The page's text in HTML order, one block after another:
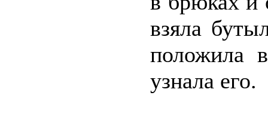
взяла
положила
узнала его.